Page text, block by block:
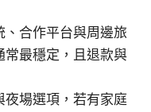
、合作平台與周邊旅
常最穩定，且退款與
夜場選項，若有家庭